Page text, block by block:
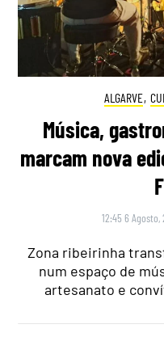
ALGARVE,
Música,
marcam nova
12:45 6 Agosto,
Zona ribeirinha
num espaço de
artesanato e